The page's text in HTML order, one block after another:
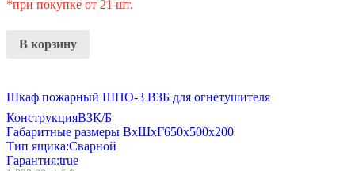
*при покупке от 21 шт.
В корзину
Шкаф пожарный ШПО-3 ВЗБ для огнетушителя
КонструкцияВЗК/Б
Габаритные размеры ВхШхГ650х500х200
Тип ящика:Сварной
Гарантия:true